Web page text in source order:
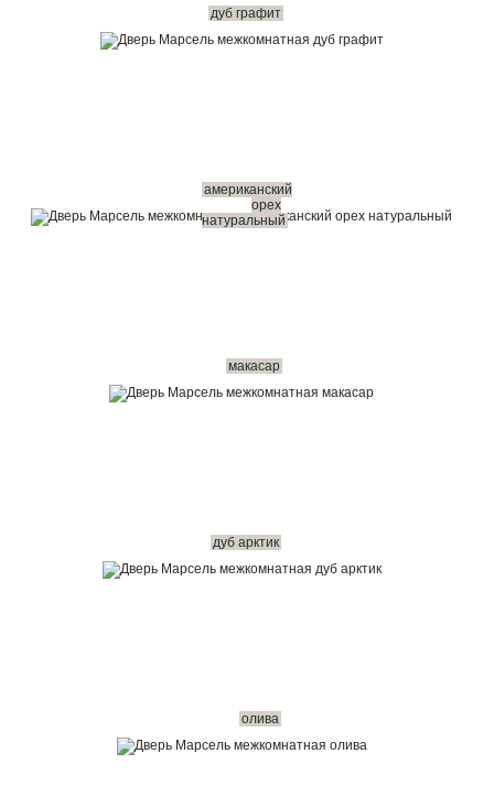
дуб графит
американский
орех
натуральный
макасар
дуб арктик
олива